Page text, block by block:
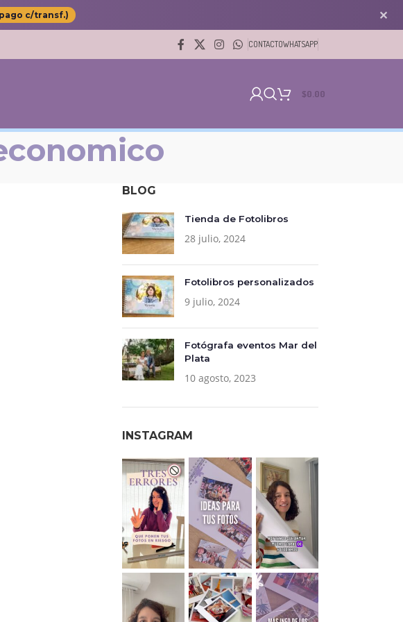
c/transf.) ✕
CONTACTOWHATSAPP
$0.00
BLOG
Tienda de Fotolibros
28 julio, 2024
Fotolibros personalizados
9 julio, 2024
Fotógrafa eventos Mar del
Plata
10 agosto, 2023
INSTAGRAM